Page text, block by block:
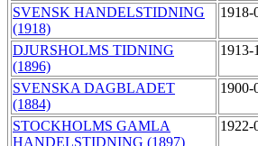
SVENSK HANDELSTIDNING
(1918)
1918-
DJURSHOLMS TIDNING
(1896)
1913-
SVENSKA DAGBLADET
(1884)
1900-
STOCKHOLMS GAMLA
HANDELSTIDNING (1897)
1922-